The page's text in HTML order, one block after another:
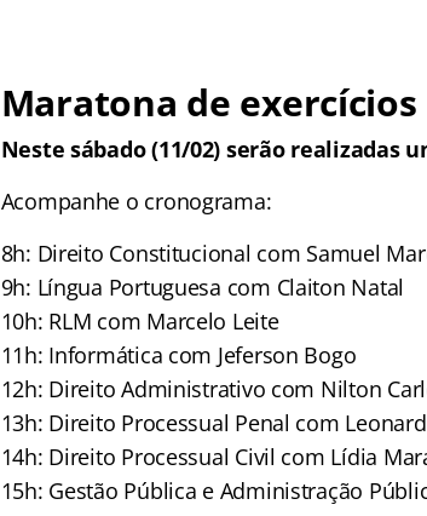
Maratona de exercícios
Neste sábado (11/02) serão realizadas
Acompanhe o cronograma:
8h: Direito Constitucional com Samuel
9h: Língua Portuguesa com Claiton Natal
10h: RLM com Marcelo Leite
11h: Informática com Jeferson Bogo
12h: Direito Administrativo com Nilton
13h: Direito Processual Penal com
14h: Direito Processual Civil com Lídia
15h: Gestão Pública e Administração